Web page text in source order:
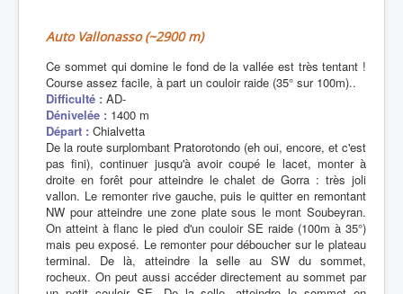
Auto Vallonasso (~2900 m)
Ce sommet qui domine le fond de la vallée est très tentant !
Course assez facile, à part un couloir raide (35° sur 100m)..
Difficulté : AD-
Dénivelée : 1400 m
Départ : Chialvetta
De la route surplombant Pratorotondo (eh oui, encore, et c'est
pas fini), continuer jusqu'à avoir coupé le lacet, monter à
droite en forêt pour atteindre le chalet de Gorra : très joli
vallon. Le remonter rive gauche, puis le quitter en remontant
NW pour atteindre une zone plate sous le mont Soubeyran.
On atteint à flanc le pied d'un couloir SE raide (100m à 35°)
mais peu exposé. Le remonter pour déboucher sur le plateau
terminal. De là, atteindre la selle au SW du sommet,
rocheux. On peut aussi accéder directement au sommet par